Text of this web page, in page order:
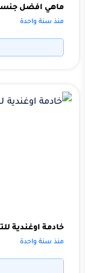
ماهي افضل
منذ سنة واحدة
خادمة اوغندية
منذ سنة واحدة